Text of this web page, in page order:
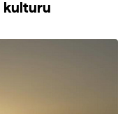
kulturu